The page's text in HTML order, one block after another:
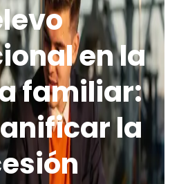
en la
familiar:
la